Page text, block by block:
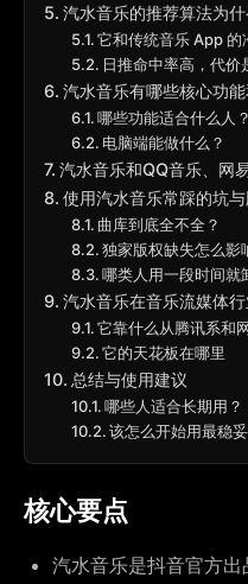
汽水音乐的推荐算法为
它和传统音乐 App 的
日推命中率高，代价
汽水音乐有哪些核心功
哪些功能适合什么人？
电脑端能做什么？
汽水音乐和QQ音乐、网
使用汽水音乐常踩的坑
曲库到底全不全？
独家版权缺失怎么影
哪类人用一段时间就
汽水音乐在音乐流媒体
它靠什么从腾讯系和
它的天花板在哪里
总结与使用建议
哪些人适合长期用？
该怎么开始用最稳妥
核心要点
汽水音乐是抖音官方